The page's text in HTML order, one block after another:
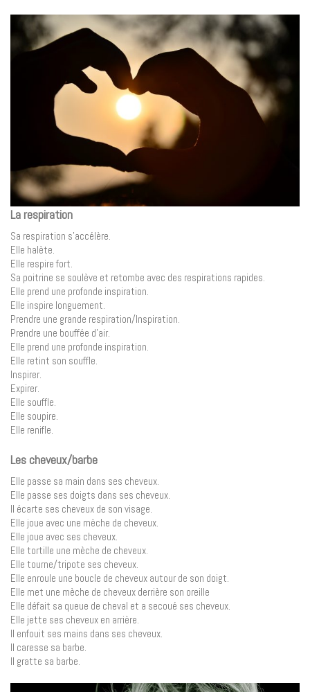
La respiration
Sa respiration s’accélère.
Elle halète.
Elle respire fort.
Sa poitrine se soulève et retombe avec des respirations rapides.
Elle prend une profonde inspiration.
Elle inspire longuement.
Prendre une grande respiration/Inspiration.
Prendre une bouffée d’air.
Elle prend une profonde inspiration.
Elle retint son souffle.
Inspirer.
Expirer.
Elle souffle.
Elle soupire.
Elle renifle.
Les cheveux/barbe
Elle passe sa main dans ses cheveux.
Elle passe ses doigts dans ses cheveux.
Il écarte ses cheveux de son visage.
Elle joue avec une mèche de cheveux.
Elle joue avec ses cheveux.
Elle tortille une mèche de cheveux.
Elle tourne/tripote ses cheveux.
Elle enroule une boucle de cheveux autour de son doigt.
Elle met une mèche de cheveux derrière son oreille
Elle défait sa queue de cheval et a secoué ses cheveux.
Elle jette ses cheveux en arrière.
Il enfouit ses mains dans ses cheveux.
Il caresse sa barbe.
Il gratte sa barbe.